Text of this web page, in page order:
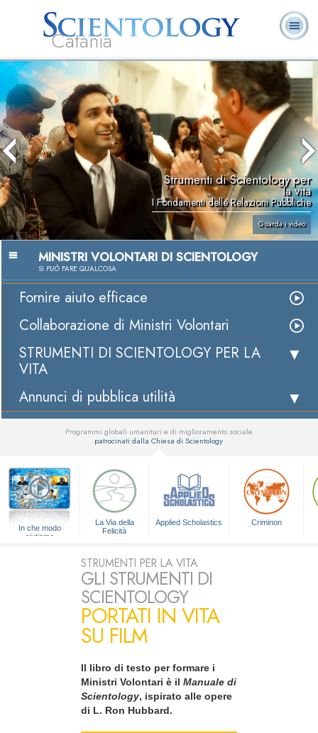
Catania
L. Ron Hubbard:
Fondatore
Che cos’è
Scientology?
Ministri
Domande
ricorrenti
Strumenti di Scientology per
la vita
I Fondamenti delle Relazioni Pubbliche
Guarda i video
MINISTRI VOLONTARI DI SCIENTOLOGY
SI PUÒ FARE QUALCOSA
Fornire aiuto efficace
Collaborazione di Ministri Volontari
STRUMENTI DI SCIENTOLOGY PER LA
VITA
Annunci di pubblica utilità
Programmi globali umanitari e di miglioramento sociale
patrocinati dalla Chiesa di Scientology
In che modo
aiutiamo
La Via della
Felicità
Applied Scholastics Criminon
STRUMENTI PER LA VITA
GLI STRUMENTI DI
SCIENTOLOGY
PORTATI IN VITA
SU FILM
Il libro di testo per formare i
Ministri Volontari è il Manuale di
Scientology, ispirato alle opere
di L. Ron Hubbard.